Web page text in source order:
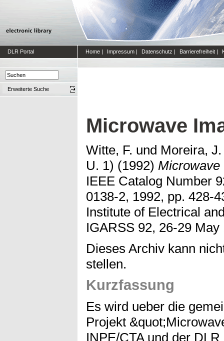
DLR Portal Home | Impressum | Datenschutz | Barrierefreiheit |
Erweiterte Suche
Microwave
Witte, F. und Moreira,
U. 1) (1992) Microwave
IEEE Catalog Number
0138-2, 1992, pp. 428-
Institute of Electrical
IGARSS 92, 26-29
Dieses Archiv kann
stellen.
Kurzfassung
Es wird ueber die
Projekt
INPE/CTA und der